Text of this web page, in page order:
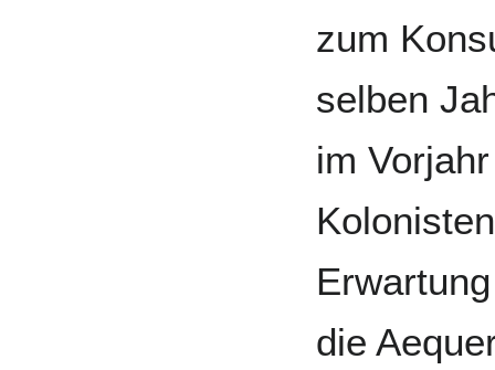
zum
selben
im
die